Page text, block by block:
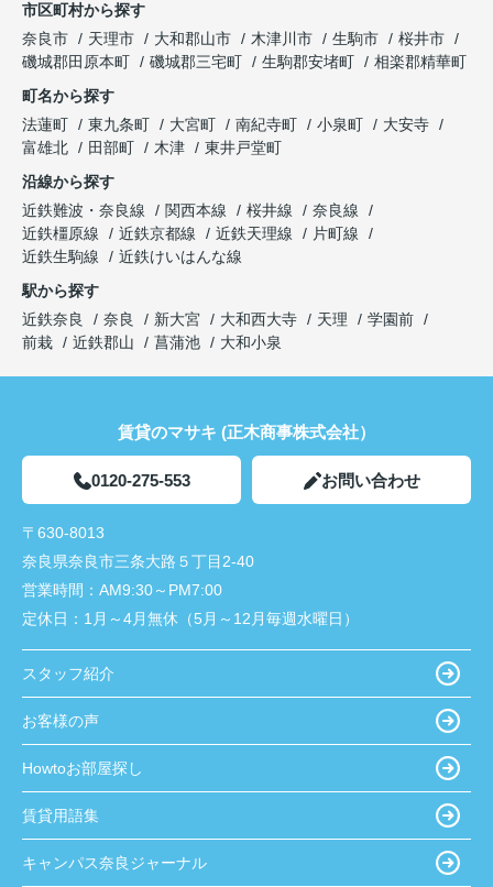
市区町村から探す
奈良市
天理市 大和郡山市 木津川市 生駒市
桜井市
磯城郡田原本町
磯城郡三宅町 生駒郡安堵町
相楽郡精華町
町名から探す
法蓮町
東九条町 大宮町 南紀寺町 小泉町
大安寺
富雄北
田部町 木津
東井戸堂町
沿線から探す
近鉄難波・奈良線
関西本線 桜井線
奈良線
近鉄橿原線
近鉄京都線 近鉄天理線
片町線
近鉄生駒線
近鉄けいはんな線
駅から探す
近鉄奈良
奈良 新大宮 大和西大寺 天理
学園前
前栽
近鉄郡山 菖蒲池 大和小泉
賃貸のマサキ (正木商事株式会社）
0120-275-553 お問い合わせ
〒630-8013
奈良県奈良市三条大路５丁目2-40
営業時間： AM9:30～PM7:00
定休日： 1月～4月無休（5月～12月毎週水曜日）
スタッフ紹介
お客様の声
Howtoお部屋探し
賃貸用語集
キャンパス奈良ジャーナル